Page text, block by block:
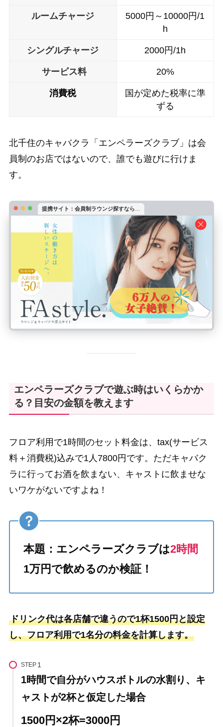
ルームチャージ
5000円～10000円/1
h
シングルチャージ 2000円/1h
サービス料 20%
消費税
国が定めた税率に準
ずる
北千住のキャバクラ「エンペラーズクラブ」は会
員制のお店ではないので、誰でも遊びに行けま
す。
提携サイト：会員制ラウンジ探すなら
エンペラーズクラブで遊ぶ時はいくらかか
る？目安の金額を教えます
フロア利用で1時間のセット料金は、tax(サービス
料＋消費税)込みで1人7800円です。ただキャバク
ラに行ってお酒を飲まない、キャストに飲ませな
いワケがないですよね！
本題：エンペラーズクラブは2時間
1万円で飲めるのか検証！
ドリンク代は各店舗で違うので1杯1500円と設定
し、フロア利用で1名分の料金を計算します。
STEP
1時間で自分がハウスボトルの水割り、キ
ャストが2杯と仮定した場合
1500円×2杯=3000円